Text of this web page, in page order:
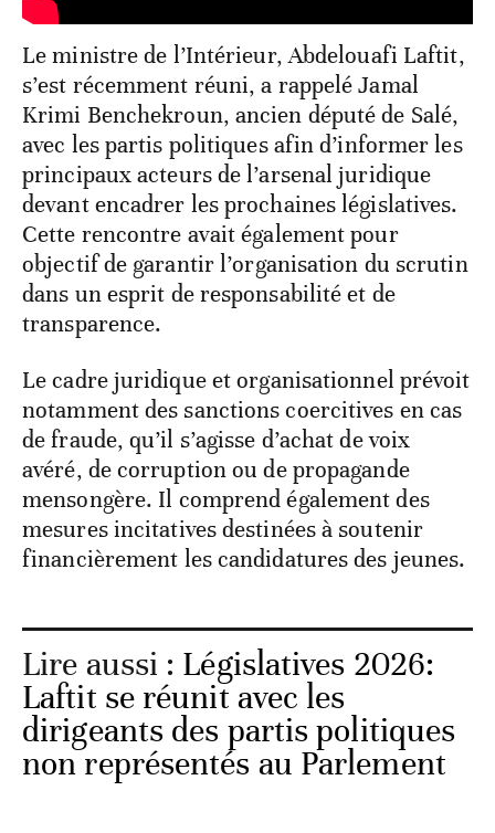
Le ministre de l’Intérieur, Abdelouafi Laftit,
s’est récemment réuni, a rappelé Jamal
Krimi Benchekroun, ancien député de Salé,
avec les partis politiques afin d’informer les
principaux acteurs de l’arsenal juridique
devant encadrer les prochaines législatives.
Cette rencontre avait également pour
objectif de garantir l’organisation du scrutin
dans un esprit de responsabilité et de
transparence.
Le cadre juridique et organisationnel prévoit
notamment des sanctions coercitives en cas
de fraude, qu’il s’agisse d’achat de voix
avéré, de corruption ou de propagande
mensongère. Il comprend également des
mesures incitatives destinées à soutenir
financièrement les candidatures des jeunes.
Lire aussi : Législatives 2026:
Laftit se réunit avec les
dirigeants des partis politiques
non représentés au Parlement